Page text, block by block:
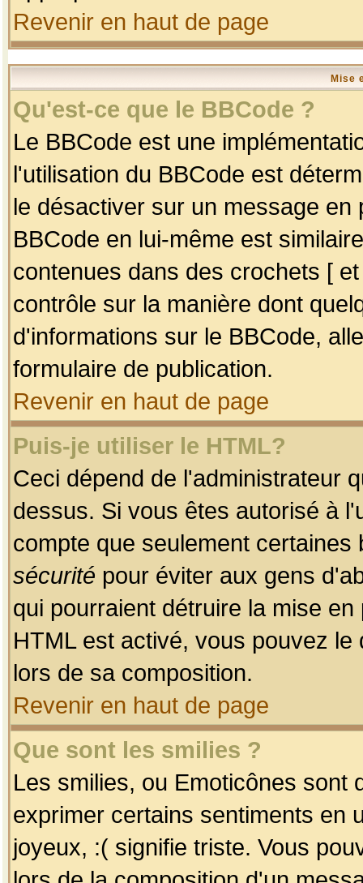
Revenir en haut de page
Mise
Qu'est-ce que le BBCode ?
Le BBCode est une
l'utilisation du BBCode est
le désactiver sur un message
BBCode en lui-même est
contenues dans des crochets [
contrôle sur la manière dont
d'informations sur le BBCode,
formulaire de publication.
Revenir en haut de page
Puis-je utiliser le HTML?
Ceci dépend de l'administrateur
dessus. Si vous êtes autorisé à
compte que seulement
sécurité pour éviter aux gens
qui pourraient détruire la mise
HTML est activé, vous pouvez
lors de sa composition.
Revenir en haut de page
Que sont les smilies ?
Les smilies, ou Emoticônes sont
exprimer certains sentiments en
joyeux, :( signifie triste. Vous